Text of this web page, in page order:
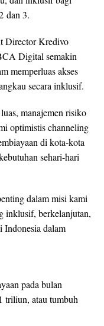
dan 3.
Director Kredivo
Digital semakin
memperluas akses
secara inklusif.
manajemen risiko
optimistis channeling
di kota-kota
sehari-hari
dalam misi kami
inklusif, berkelanjutan,
Indonesia dalam
pada bulan
triliun, atau tumbuh